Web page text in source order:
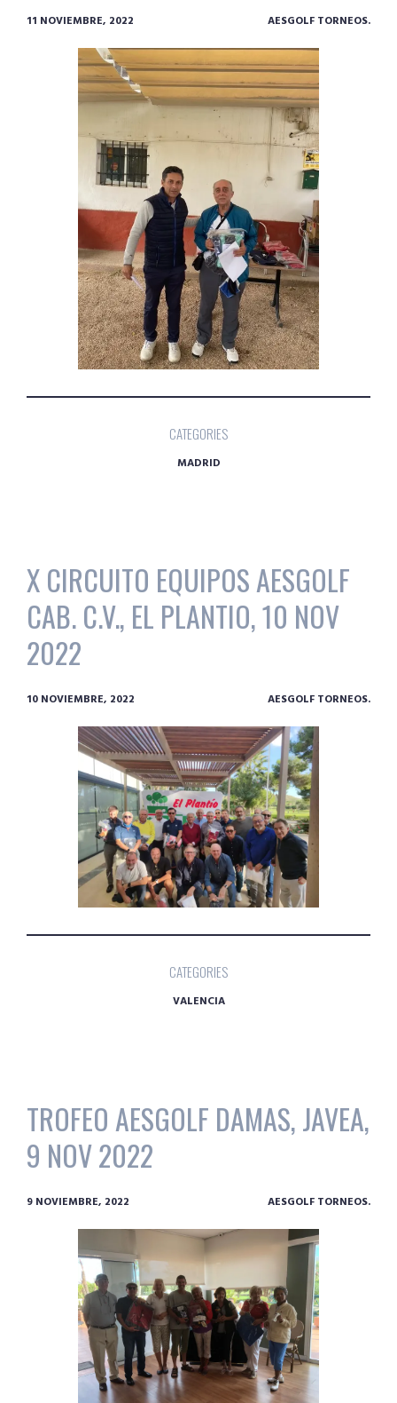
11 NOVIEMBRE, 2022 AESGOLF TORNEOS.
CATEGORIES
MADRID
X CIRCUITO EQUIPOS AESGOLF
CAB. C.V., EL PLANTIO, 10 NOV
2022
10 NOVIEMBRE, 2022 AESGOLF TORNEOS.
CATEGORIES
VALENCIA
TROFEO AESGOLF DAMAS, JAVEA,
9 NOV 2022
9 NOVIEMBRE, 2022 AESGOLF TORNEOS.